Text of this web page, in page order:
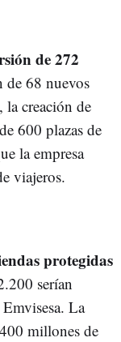
de 272
de 68 nuevos
creación de
600 plazas de
la empresa
viajeros.
protegidas
serían
La
millones de